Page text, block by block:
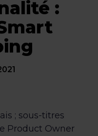
:
; sous-titres
Product Owner